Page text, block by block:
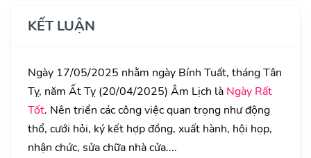
KẾT LUẬN
Ngày 17/05/2025 nhằm ngày Bính Tuất, tháng Tân
Tỵ, năm Ất Tỵ (20/04/2025) Âm Lịch là Ngày Rất
Tốt. Nên triển các công việc quan trọng như động
thổ, cưới hỏi, ký kết hợp đồng, xuất hành, hội họp,
nhận chức, sửa chữa nhà cửa....